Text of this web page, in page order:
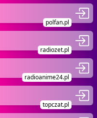
polfan.pl
radiozet.pl
radioanime24.pl
topczat.pl